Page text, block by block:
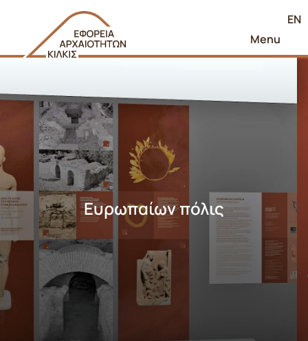
EN
Menu
Ευρωπαίων πόλις